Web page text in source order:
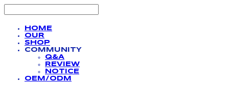
HOME
OUR
SHOP
COMMUNITY
Q&A
REVIEW
NOTICE
OEM/ODM